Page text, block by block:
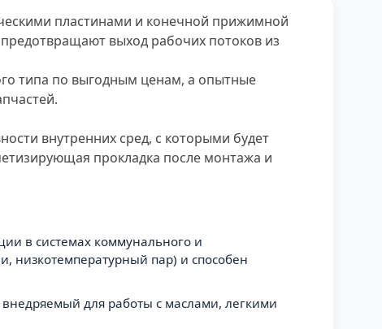
пластинами и конечной прижимной
выход рабочих потоков из
типа по выгодным ценам, а опытные
внутренних сред, с которыми будет
прокладка после монтажа и
в системах коммунального и
низкотемпературный пар) и способен
внедряемый для работы с маслами, легкими